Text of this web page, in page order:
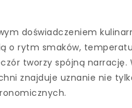
doświadczeniem
o rytm smaków,
tworzy spójną narrację.
znajduje uznanie nie